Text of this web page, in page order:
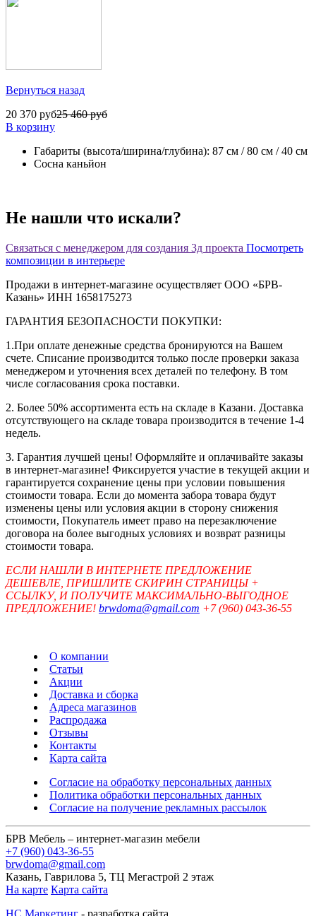
Вернуться назад
20 370 руб25 460 руб
В корзину
Габариты (высота/ширина/глубина): 87 см / 80 см / 40 см
Сосна каньйон
Не нашли что искали?
Связаться с менеджером для создания 3д проекта Посмотреть
композиции в интерьере
Продажи в интернет-магазине осуществляет ООО «БРВ-
Казань» ИНН 1658175273
ГАРАНТИЯ БЕЗОПАСНОСТИ ПОКУПКИ:
1.При оплате денежные средства бронируются на Вашем
счете. Списание производится только после проверки заказа
менеджером и уточнения всех деталей по телефону. В том
числе согласования срока поставки.
2. Более 50% ассортимента есть на складе в Казани. Доставка
отсутствующего на складе товара производится в течение 1-4
недель.
3. Гарантия лучшей цены! Оформляйте и оплачивайте заказы
в интернет-магазине! Фиксируется участие в текущей акции и
гарантируется сохранение цены при условии повышения
стоимости товара. Если до момента забора товара будут
изменены цены или условия акции в сторону снижения
стоимости, Покупатель имеет право на перезаключение
договора на более выгодных условиях и возврат разницы
стоимости товара.
ЕСЛИ НАШЛИ В ИНТЕРНЕТЕ ПРЕДЛОЖЕНИЕ
ДЕШЕВЛЕ, ПРИШЛИТЕ СКИРИН СТРАНИЦЫ +
ССЫЛКУ, И ПОЛУЧИТЕ МАКСИМАЛЬНО-ВЫГОДНОЕ
ПРЕДЛОЖЕНИЕ! brwdoma@gmail.com +7 (960) 043-36-55
О компании
Статьи
Акции
Доставка и сборка
Адреса магазинов
Распродажа
Отзывы
Контакты
Карта сайта
Согласие на обработку персональных данных
Политика обработки персональных данных
Согласие на получение рекламных рассылок
БРВ Мебель – интернет-магазин мебели
+7 (960) 043-36-55
brwdoma@gmail.com
Казань, Гаврилова 5, ТЦ Мегастрой 2 этаж
На карте Карта сайта
НС Маркетинг - разработка сайта